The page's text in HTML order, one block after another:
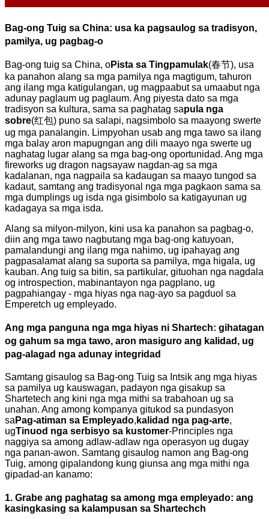
Bag-ong Tuig sa China: usa ka pagsaulog sa tradisyon,
pamilya, ug pagbag-o
Bag-ong tuig sa China, oPista sa Tingpamulak(春节), usa
ka panahon alang sa mga pamilya nga magtigum, tahuron
ang ilang mga katigulangan, ug magpaabut sa umaabut nga
adunay paglaum ug paglaum. Ang piyesta dato sa mga
tradisyon sa kultura, sama sa paghatag sapula nga
sobre(红包) puno sa salapi, nagsimbolo sa maayong swerte
ug mga panalangin. Limpyohan usab ang mga tawo sa ilang
mga balay aron mapugngan ang dili maayo nga swerte ug
naghatag lugar alang sa mga bag-ong oportunidad. Ang mga
fireworks ug dragon nagsayaw nagdan-ag sa mga
kadalanan, nga nagpaila sa kadaugan sa maayo tungod sa
kadaut, samtang ang tradisyonal nga mga pagkaon sama sa
mga dumplings ug isda nga gisimbolo sa katigayunan ug
kadagaya sa mga isda.
Alang sa milyon-milyon, kini usa ka panahon sa pagbag-o,
diin ang mga tawo nagbutang mga bag-ong katuyoan,
pamalandungi ang ilang mga nahimo, ug ipahayag ang
pagpasalamat alang sa suporta sa pamilya, mga higala, ug
kauban. Ang tuig sa bitin, sa partikular, gituohan nga nagdala
og introspection, mabinantayon nga pagplano, ug
pagpahiangay - mga hiyas nga nag-ayo sa pagduol sa
Emperetch ug empleyado.
Ang mga panguna nga mga hiyas ni Shartech: gihatagan
og gahum sa mga tawo, aron masiguro ang kalidad, ug
pag-alagad nga adunay integridad
Samtang gisaulog sa Bag-ong Tuig sa Intsik ang mga hiyas
sa pamilya ug kauswagan, padayon nga gisakup sa
Shartetech ang kini nga mga mithi sa trabahoan ug sa
unahan. Ang among kompanya gitukod sa pundasyon
sa Pag-atiman sa Empleyado, kalidad nga pag-arte,
ugTinuod nga serbisyo sa kustomer-Principles nga
naggiya sa among adlaw-adlaw nga operasyon ug dugay
nga panan-awon. Samtang gisaulog namon ang Bag-ong
Tuig, among gipalandong kung giunsa ang mga mithi nga
gipadad-an kanamo:
1. Grabe ang paghatag sa among mga empleyado: ang
kasingkasing sa kalampusan sa Shartechch